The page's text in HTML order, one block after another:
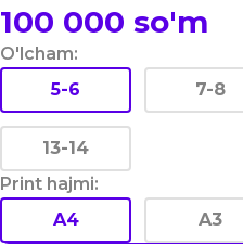
100 000 so'm
O'lcham:
5-6
7-8
13-14
Print hajmi:
A4
A3